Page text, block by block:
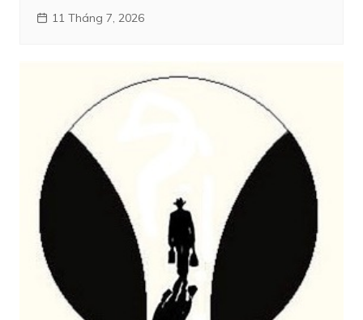
11 Tháng 7, 2026